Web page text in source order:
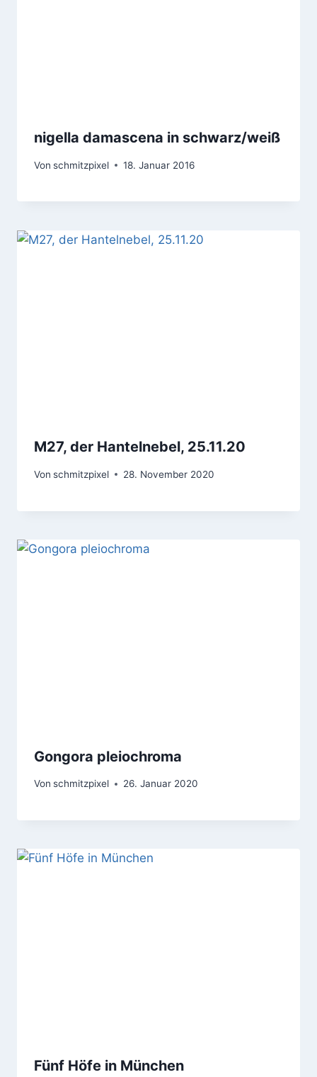
nigella damascena in schwarz/weiß
Von schmitzpixel 18. Januar 2016
M27, der Hantelnebel, 25.11.20
Von schmitzpixel 28. November 2020
Gongora pleiochroma
Von schmitzpixel 26. Januar 2020
Fünf Höfe in München